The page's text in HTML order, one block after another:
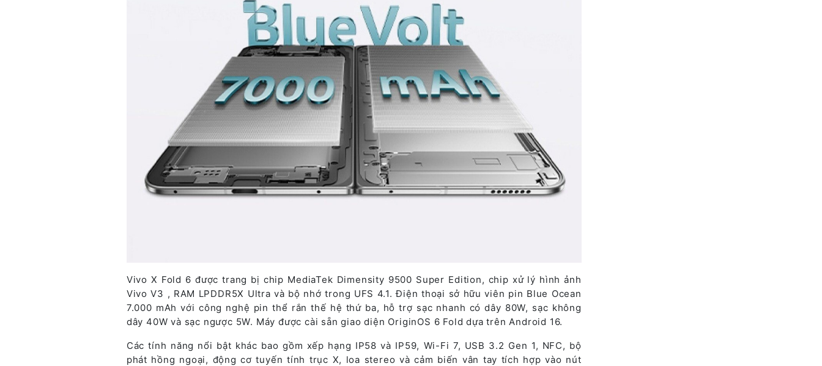
Vivo X Fold 6 được trang bị chip MediaTek Dimensity 9500 Super Edition, chip xử lý hình ảnh
Vivo V3 , RAM LPDDR5X Ultra và bộ nhớ trong UFS 4.1. Điện thoại sở hữu viên pin Blue Ocean
7.000 mAh với công nghệ pin thể rắn thế hệ thứ ba, hỗ trợ sạc nhanh có dây 80W, sạc không
dây 40W và sạc ngược 5W. Máy được cài sẵn giao diện OriginOS 6 Fold dựa trên Android 16.
Các tính năng nổi bật khác bao gồm xếp hạng IP58 và IP59, Wi-Fi 7, USB 3.2 Gen 1, NFC, bộ
phát hồng ngoại, động cơ tuyến tính trục X, loa stereo và cảm biến vân tay tích hợp vào nút